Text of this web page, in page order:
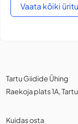
Vaata kõiki
Tartu Giidide Ühing
Raekoja plats 1A,
Kuidas osta